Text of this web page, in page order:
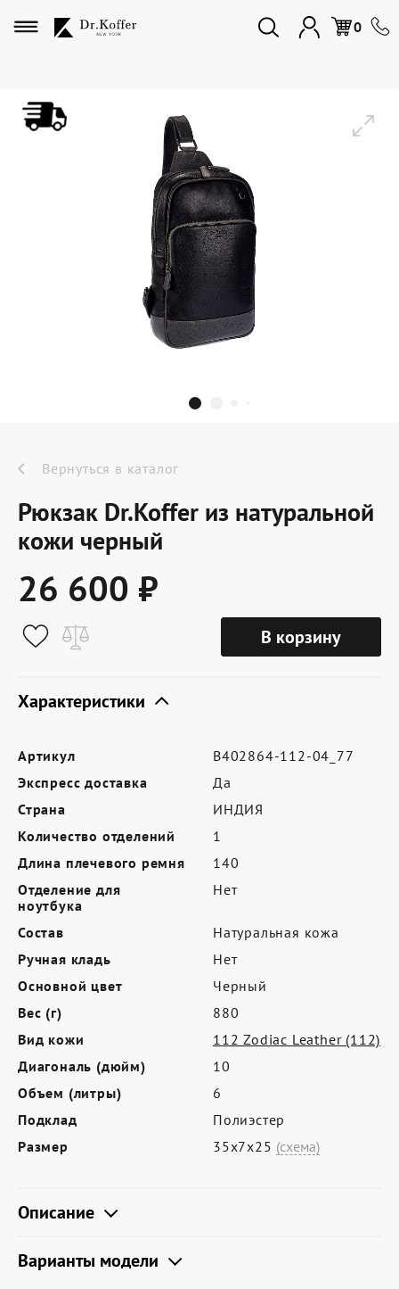
0
Избранное
Дорожная коллекция
Мужская коллекция
Женская коллекция
Подарки и сувениры
Подарочные карты
Dr.Koffer Outlet
Новинки
Акции
О компании
Условия доставки
Сертификат Dr.Koffer
Где купить
Партнерам
Контакты
Программа лояльности
Политика обработки персональных
данных
Вернуться в каталог
Рюкзак Dr.Koffer из натуральной
кожи черный
26 600 ₽
В корзину
Характеристики
Артикул
B402864-112-04_77
Экспресс доставка
Да
Страна
ИНДИЯ
Количество отделений
1
Длина плечевого ремня
140
Отделение для
ноутбука
Нет
Состав
Натуральная кожа
Ручная кладь
Нет
Основной цвет
Черный
Вес (г)
880
Вид кожи
112 Zodiac Leather (112)
Диагональ (дюйм)
10
Объем (литры)
6
Подклад
Полиэстер
Размер
35х7х25 (схема)
Описание
Варианты модели